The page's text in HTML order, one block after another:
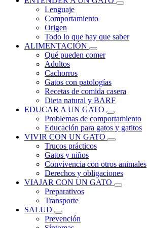
Lenguaje
Comportamiento
Origen
Todo lo que hay que saber
ALIMENTACIÓN
Qué pueden comer
Adultos
Cachorros
Gatos con patologías
Recetas de comida casera
Dieta natural y BARF
EDUCAR A UN GATO
Problemas de comportamiento
Educación para gatos y gatitos
VIVIR CON UN GATO
Trucos prácticos
Gatos y niños
Convivencia con otros animales
Derechos y obligaciones
VIAJAR CON UN GATO
Preparativos
Transporte
SALUD
Prevención